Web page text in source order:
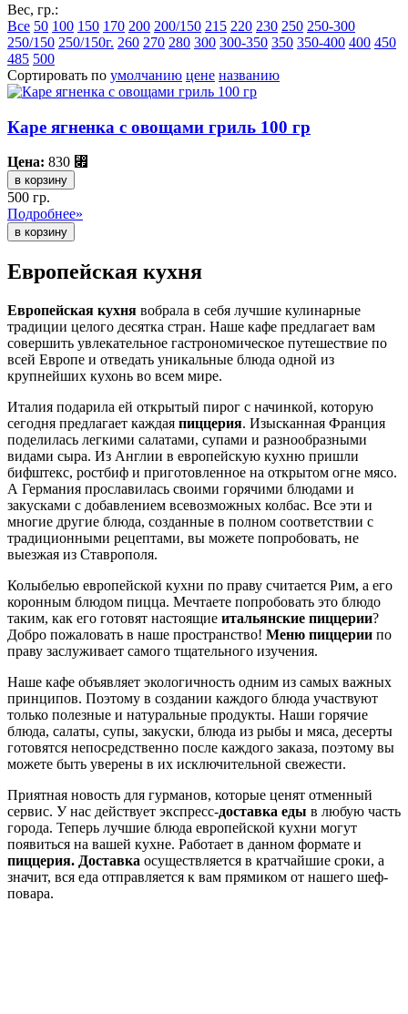
Вес, гр.:
Все 50 100 150 170 200 200/150 215 220 230 250 250-300
250/150 250/150г. 260 270 280 300 300-350 350 350-400 400 450
485 500
Сортировать по умолчанию цене названию
Каре ягненка с овощами гриль 100 гр
Цена: 830 ⃏
в корзину
500 гр.
Подробнее»
Европейская кухня
Европейская кухня вобрала в себя лучшие кулинарные
традиции целого десятка стран. Наше кафе предлагает вам
совершить увлекательное гастрономическое путешествие по
всей Европе и отведать уникальные блюда одной из
крупнейших кухонь во всем мире.
Италия подарила ей открытый пирог с начинкой, которую
сегодня предлагает каждая пиццерия. Изысканная Франция
поделилась легкими салатами, супами и разнообразными
видами сыра. Из Англии в европейскую кухню пришли
бифштекс, ростбиф и приготовленное на открытом огне мясо.
А Германия прославилась своими горячими блюдами и
закусками с добавлением всевозможных колбас. Все эти и
многие другие блюда, созданные в полном соответствии с
традиционными рецептами, вы можете попробовать, не
выезжая из Ставрополя.
Колыбелью европейской кухни по праву считается Рим, а его
коронным блюдом пицца. Мечтаете попробовать это блюдо
таким, как его готовят настоящие итальянские пиццерии?
Добро пожаловать в наше пространство! Меню пиццерии по
праву заслуживает самого тщательного изучения.
Наше кафе объявляет экологичность одним из самых важных
принципов. Поэтому в создании каждого блюда участвуют
только полезные и натуральные продукты. Наши горячие
блюда, салаты, супы, закуски, блюда из рыбы и мяса, десерты
готовятся непосредственно после каждого заказа, поэтому вы
можете быть уверены в их исключительной свежести.
Приятная новость для гурманов, которые ценят отменный
сервис. У нас действует экспресс-доставка еды в любую часть
города. Теперь лучшие блюда европейской кухни могут
появиться на вашей кухне. Работает в данном формате и
пиццерия. Доставка осуществляется в кратчайшие сроки, а
значит, вся еда отправляется к вам прямиком от нашего шеф-
повара.